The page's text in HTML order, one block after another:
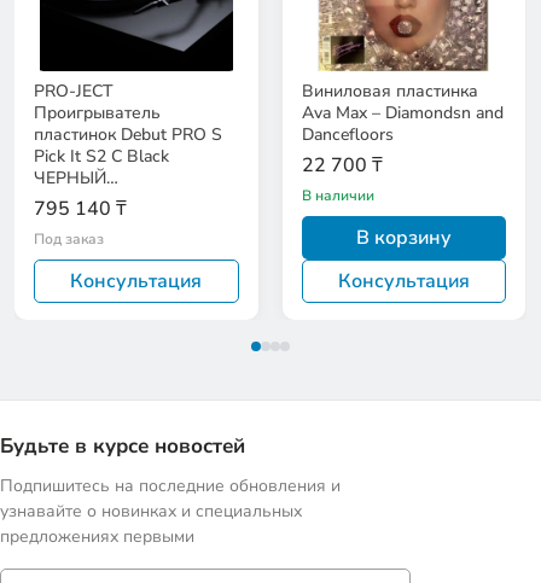
PRO-JECT
Проигрыватель
пластинок Debut PRO S
Pick It S2 C Black
ЧЕРНЫЙ
EAN:9120122292792
795 140 ₸
Под заказ
Консультация
Виниловая пластинка
Ava Max – Diamondsn and
Dancefloors
22 700 ₸
В наличии
В корзину
Консультация
Будьте в курсе новостей
Подпишитесь на последние обновления и
узнавайте о новинках и специальных
предложениях первыми